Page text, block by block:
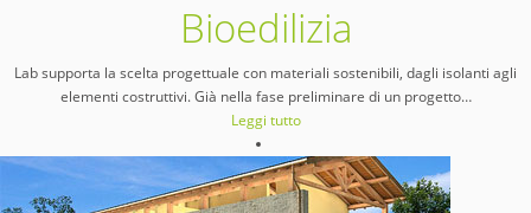
Bioedilizia
Lab supporta la scelta progettuale con materiali sostenibili, dagli isolanti agli
elementi costruttivi. Già nella fase preliminare di un progetto…
Leggi tutto